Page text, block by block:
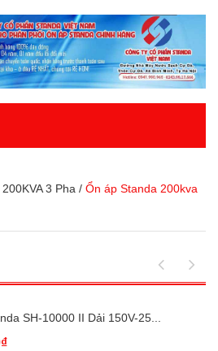
3 Pha / Ổn áp Standa 200kva
SH-10000 II Dải 150V-25...